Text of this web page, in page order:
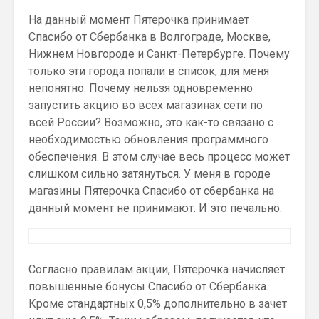
На данный момент Пятерочка принимает
Спасибо от Сбербанка в Волгограде, Москве,
Нижнем Новгороде и Санкт-Петербурге. Почему
только эти города попали в список, для меня
непонятно. Почему нельзя одновременно
запустить акцию во всех магазинах сети по
всей России? Возможно, это как-то связано с
необходимостью обновления программного
обеспечения. В этом случае весь процесс может
слишком сильно затянуться. У меня в городе
магазины Пятерочка Спасибо от сбербанка на
данный момент не принимают. И это печально.
Согласно правилам акции, Пятерочка начисляет
повышенные бонусы Спасибо от Сбербанка.
Кроме стандартных 0,5% дополнительно в зачет